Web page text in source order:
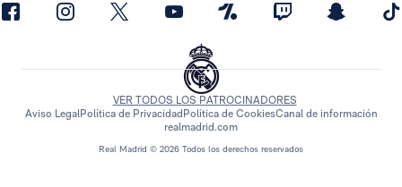
Real Madrid © 2026 Todos los derechos reservados
VER TODOS LOS PATROCINADORES
Aviso LegalPolítica de Privacidad Política de CookiesCanal de información
realmadrid.com